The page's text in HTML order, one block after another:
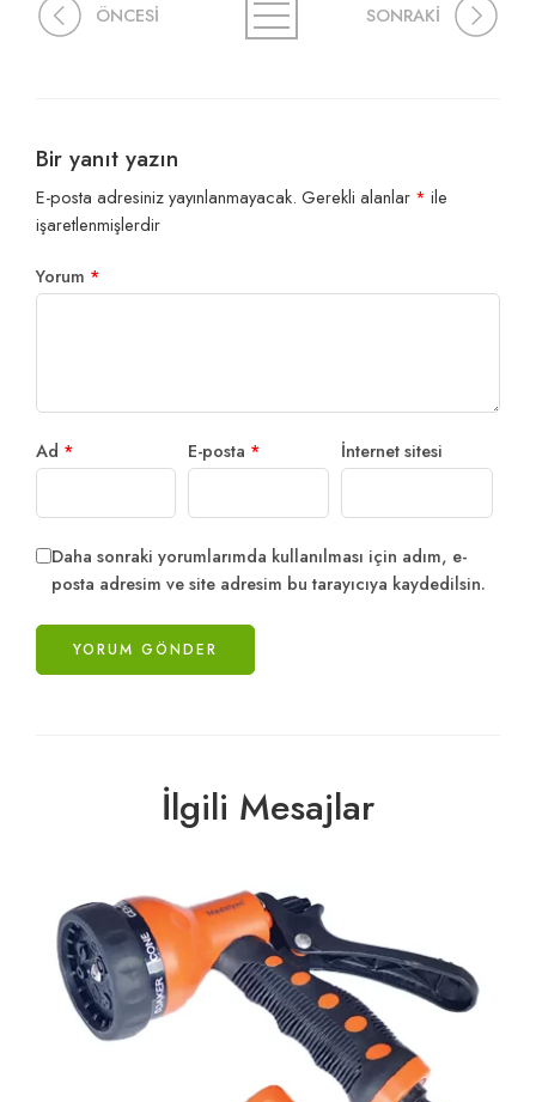
ÖNCESİ SONRAKİ
Bir yanıt yazın
E-posta adresiniz yayınlanmayacak. Gerekli alanlar * ile
işaretlenmişlerdir
Yorum *
Ad * E-posta * İnternet sitesi
Daha sonraki yorumlarımda kullanılması için adım, e-
posta adresim ve site adresim bu tarayıcıya kaydedilsin.
İlgili Mesajlar